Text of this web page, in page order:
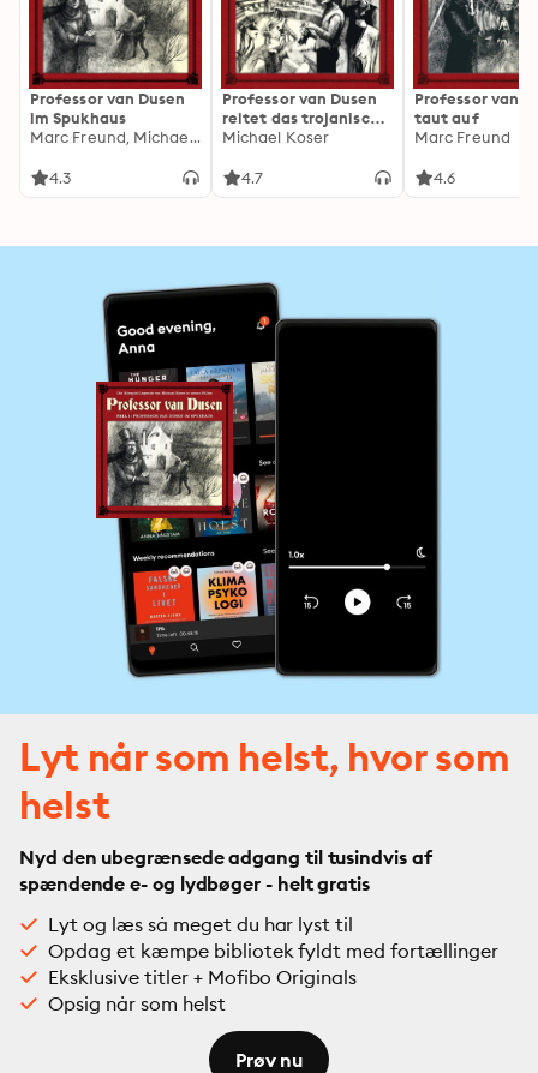
Professor van Dusen
im Spukhaus
Marc Freund, Michael Koser
4.3
Professor van Dusen
reitet das trojanische
Pferd
Michael Koser
4.7
Professor van
taut auf
Marc Freund
4.6
Lyt når som helst, hvor som
helst
Nyd den ubegrænsede adgang til tusindvis af
spændende e- og lydbøger - helt gratis
Lyt og læs så meget du har lyst til
Opdag et kæmpe bibliotek fyldt med fortællinger
Eksklusive titler + Mofibo Originals
Opsig når som helst
Prøv nu